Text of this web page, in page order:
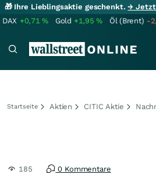
🎁 Ihre Lieblingsaktie geschenkt.→ Jetzt
DAX +0,71% Gold +1,95% Öl (Brent) -
Startseite Aktien CITIC Aktie
185 0 Kommentare